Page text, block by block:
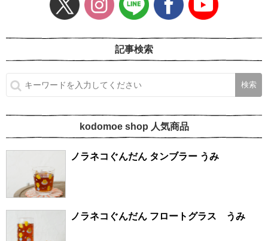
記事検索
kodomoe shop 人気商品
ノラネコぐんだん タンブラー うみ
ノラネコぐんだん フロートグラス うみ